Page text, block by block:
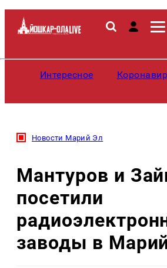
Интересное
Новости Марий Эл
Мантуров и
посетили
заводы в